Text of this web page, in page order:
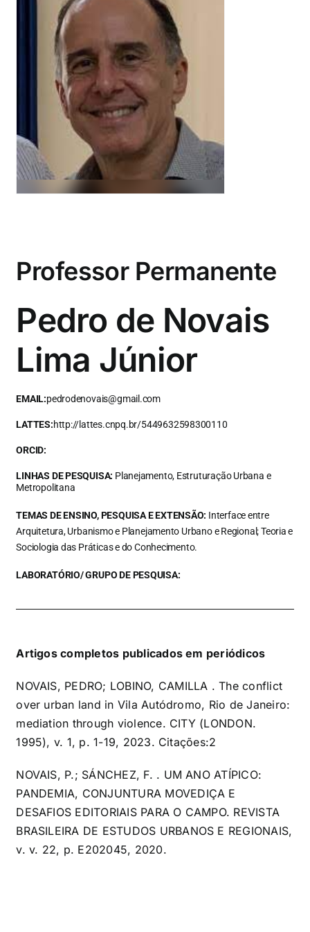
Professor Permanente
Pedro de Novais
Lima Júnior
EMAIL:pedrodenovais@gmail.com
LATTES:http://lattes.cnpq.br/5449632598300110
ORCID:
LINHAS DE PESQUISA: Planejamento, Estruturação Urbana e
Metropolitana
TEMAS DE ENSINO, PESQUISA E EXTENSÃO: Interface entre
Arquitetura, Urbanismo e Planejamento Urbano e Regional; Teoria e
Sociologia das Práticas e do Conhecimento.
LABORATÓRIO/ GRUPO DE PESQUISA:
Artigos completos publicados em periódicos
NOVAIS, PEDRO; LOBINO, CAMILLA . The conflict
over urban land in Vila Autódromo, Rio de Janeiro:
mediation through violence. CITY (LONDON.
1995), v. 1, p. 1-19, 2023. Citações:2
NOVAIS, P.; SÁNCHEZ, F. . UM ANO ATÍPICO:
PANDEMIA, CONJUNTURA MOVEDIÇA E
DESAFIOS EDITORIAIS PARA O CAMPO. REVISTA
BRASILEIRA DE ESTUDOS URBANOS E REGIONAIS,
v. v. 22, p. E202045, 2020.